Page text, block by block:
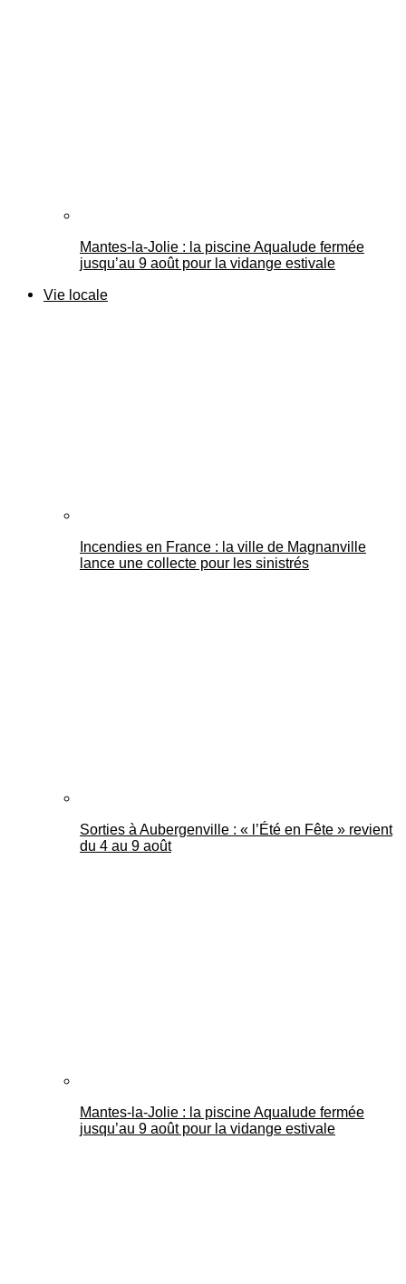
Mantes-la-Jolie : la piscine Aqualude fermée
jusqu’au 9 août pour la vidange estivale
Vie locale
Incendies en France : la ville de Magnanville
lance une collecte pour les sinistrés
Sorties à Aubergenville : « l’Été en Fête » revient
du 4 au 9 août
Mantes-la-Jolie : la piscine Aqualude fermée
jusqu’au 9 août pour la vidange estivale